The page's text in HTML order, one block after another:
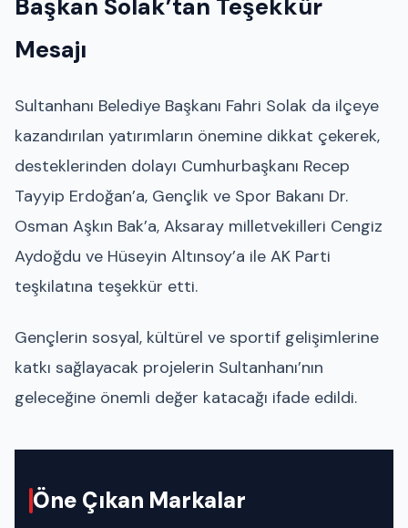
Başkan Solak’tan Teşekkür
Mesajı
Sultanhanı Belediye Başkanı Fahri Solak da ilçeye
kazandırılan yatırımların önemine dikkat çekerek,
desteklerinden dolayı Cumhurbaşkanı Recep
Tayyip Erdoğan’a, Gençlik ve Spor Bakanı Dr.
Osman Aşkın Bak’a, Aksaray milletvekilleri Cengiz
Aydoğdu ve Hüseyin Altınsoy’a ile AK Parti
teşkilatına teşekkür etti.
Gençlerin sosyal, kültürel ve sportif gelişimlerine
katkı sağlayacak projelerin Sultanhanı’nın
geleceğine önemli değer katacağı ifade edildi.
Öne Çıkan Markalar